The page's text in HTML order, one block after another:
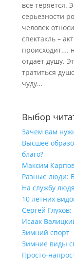
все теряется.
серьезности
человек
спектакль –
происходит….
отдает душу.
тратиться
чуду…
Выбор
Зачем вам
Высшее
благо?
Максим
Разные люди:
На службу
10 летних
Сергей
Исаак
Зимний спорт
Зимние виды
Просто-